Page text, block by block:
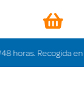
Recogida en